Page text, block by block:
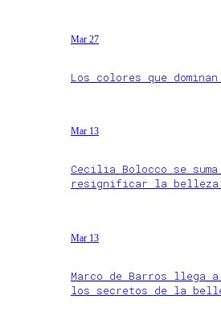
Mar 27
Los colores que
Mar 13
Cecilia Bolocco se suma
resignificar la belleza
Mar 13
Marco de Barros llega
los secretos de la